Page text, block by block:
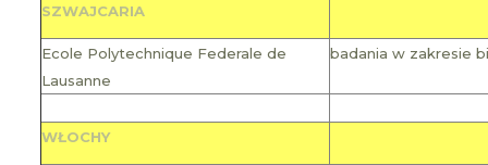
SZWAJCARIA
Ecole Polytechnique Federale de
Lausanne
badania w zakresie
WŁOCHY